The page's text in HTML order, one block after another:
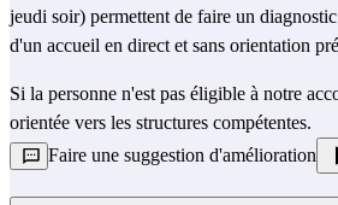
jeudi soir) permettent de faire un
d'un accueil en direct et sans orientation
Si la personne n'est pas éligible à notre
orientée vers les structures compétentes.
Faire une suggestion d'amélioration